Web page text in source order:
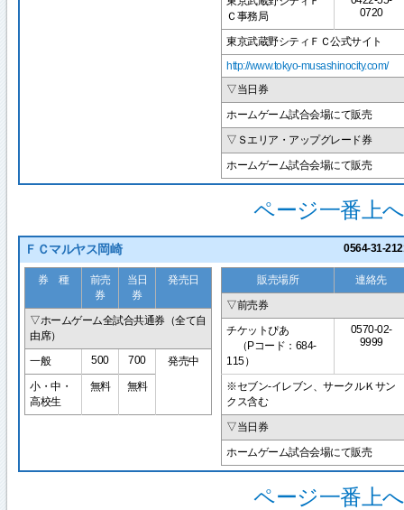
Ｃ事務局
0720
東京武蔵野シティＦＣ公式サイト
http://www.tokyo-musashinocity.com/
▽当日券
ホームゲーム試合会場にて販売
▽Ｓエリア・アップグレード券
ホームゲーム試合会場にて販売
ページ一番上
ＦＣマルヤス岡崎 0564-31-
券 種
前売
券
当日
券
発売日
▽ホームゲーム全試合共通券（全て自
由席）
一般
500 700
発売中
小・中・
高校生
無料 無料
販売場所
連絡先
▽前売券
チケットぴあ
（Pコード：684-
115）
0570-02-
9999
※セブン-イレブン、サークルＫサン
クス含む
▽当日券
ホームゲーム試合会場にて販売
ページ一番上